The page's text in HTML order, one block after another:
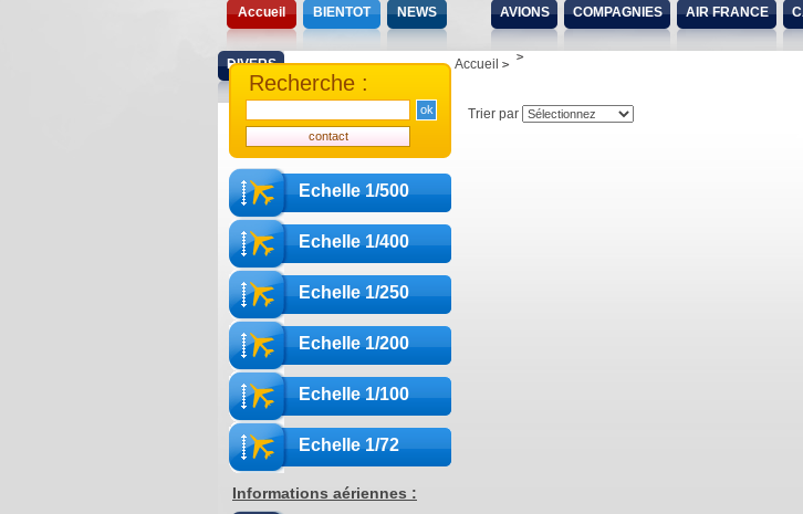
Accueil BIENTOT NEWS AVIONS COMPAGNIES AIR FRANCE
DIVERS
Echelle 1/500
Echelle 1/400
Echelle 1/250
Echelle 1/200
Echelle 1/100
Echelle 1/72
Informations aériennes :
Recherche :
Accueil
Trier par